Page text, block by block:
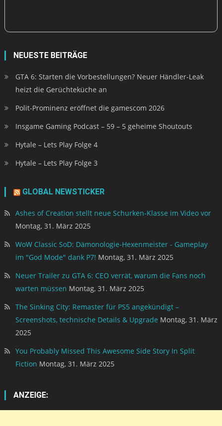
NEUESTE BEITRÄGE
GTA 6: Starten die Vorbestellungen? Neuer Händler-Leak
heizt die Gerüchteküche an
Polit-Prominenz eröffnet die gamescom 2026
Insgame Gaming Podcast – 59 – 5 geheime Shoutouts
Hytale – Lets Play Folge 4
Hytale – Lets Play Folge 3
GLOBAL NEWSTICKER
Ashes of Creation stellt neue Schurken-Klasse im Video vor
Montag, 31. März 2025
WoW Classic SoD: Dämonologie-Hexenmeister - Gameplay
im "God Mode" dank P7! Montag, 31. März 2025
Neuer Trailer zu GTA 6: CEO verrät, warum die Fans noch
warten müssen Montag, 31. März 2025
The Sinking City: Remaster für PS5 angekündigt –
Screenshots, technische Details & Upgrade Montag, 31. März
2025
You Probably Missed This Awesome Side Story In Split
Fiction Montag, 31. März 2025
ANZEIGE: